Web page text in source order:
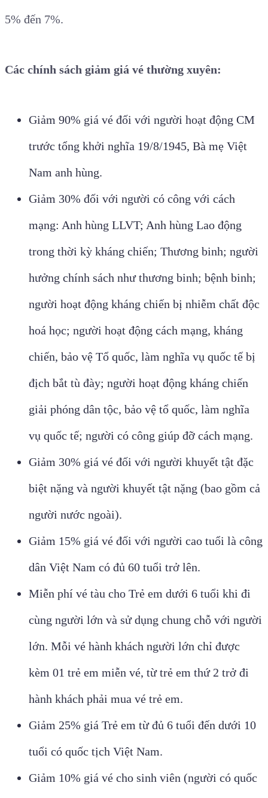
5% đến 7%.
Các chính sách giảm giá vé thường xuyên:
Giảm 90% giá vé đối với người hoạt động CM
trước tổng khởi nghĩa 19/8/1945, Bà mẹ Việt
Nam anh hùng.
Giảm 30% đối với người có công với cách
mạng: Anh hùng LLVT; Anh hùng Lao động
trong thời kỳ kháng chiến; Thương binh; người
hưởng chính sách như thương binh; bệnh binh;
người hoạt động kháng chiến bị nhiễm chất độc
hoá học; người hoạt động cách mạng, kháng
chiến, bảo vệ Tổ quốc, làm nghĩa vụ quốc tế bị
địch bắt tù đày; người hoạt động kháng chiến
giải phóng dân tộc, bảo vệ tổ quốc, làm nghĩa
vụ quốc tế; người có công giúp đỡ cách mạng.
Giảm 30% giá vé đối với người khuyết tật đặc
biệt nặng và người khuyết tật nặng (bao gồm cả
người nước ngoài).
Giảm 15% giá vé đối với người cao tuổi là công
dân Việt Nam có đủ 60 tuổi trở lên.
Miễn phí vé tàu cho Trẻ em dưới 6 tuổi khi đi
cùng người lớn và sử dụng chung chỗ với người
lớn. Mỗi vé hành khách người lớn chỉ được
kèm 01 trẻ em miễn vé, từ trẻ em thứ 2 trở đi
hành khách phải mua vé trẻ em.
Giảm 25% giá Trẻ em từ đủ 6 tuổi đến dưới 10
tuổi có quốc tịch Việt Nam.
Giảm 10% giá vé cho sinh viên (người có quốc